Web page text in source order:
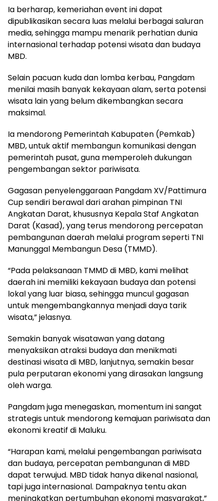
Ia berharap, kemeriahan event ini dapat
dipublikasikan secara luas melalui berbagai saluran
media, sehingga mampu menarik perhatian dunia
internasional terhadap potensi wisata dan budaya
MBD.
Selain pacuan kuda dan lomba kerbau, Pangdam
menilai masih banyak kekayaan alam, serta potensi
wisata lain yang belum dikembangkan secara
maksimal.
Ia mendorong Pemerintah Kabupaten (Pemkab)
MBD, untuk aktif membangun komunikasi dengan
pemerintah pusat, guna memperoleh dukungan
pengembangan sektor pariwisata.
Gagasan penyelenggaraan Pangdam XV/Pattimura
Cup sendiri berawal dari arahan pimpinan TNI
Angkatan Darat, khususnya Kepala Staf Angkatan
Darat (Kasad), yang terus mendorong percepatan
pembangunan daerah melalui program seperti TNI
Manunggal Membangun Desa (TMMD).
“Pada pelaksanaan TMMD di MBD, kami melihat
daerah ini memiliki kekayaan budaya dan potensi
lokal yang luar biasa, sehingga muncul gagasan
untuk mengembangkannya menjadi daya tarik
wisata,” jelasnya.
Semakin banyak wisatawan yang datang
menyaksikan atraksi budaya dan menikmati
destinasi wisata di MBD, lanjutnya, semakin besar
pula perputaran ekonomi yang dirasakan langsung
oleh warga.
Pangdam juga menegaskan, momentum ini sangat
strategis untuk mendorong kemajuan pariwisata dan
ekonomi kreatif di Maluku.
“Harapan kami, melalui pengembangan pariwisata
dan budaya, percepatan pembangunan di MBD
dapat terwujud. MBD tidak hanya dikenal nasional,
tapi juga internasional. Dampaknya tentu akan
meningkatkan pertumbuhan ekonomi masyarakat,”